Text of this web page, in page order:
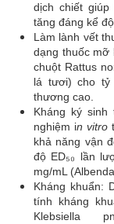
dịch chiết
tăng đáng kể
Làm lành vết
dạng thuốc mỡ
chuột Rattus
lá tươi) cho tỷ
thương cao.
Kháng ký
nghiệm in vitro
khả năng vận
độ ED₅₀ lần
mg/mL
Kháng khuẩn:
tính kháng
Klebsiella